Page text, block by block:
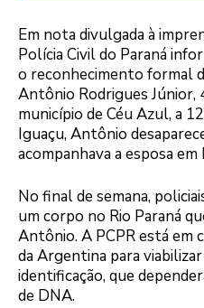
Em nota divulgada à
Polícia Civil do Paraná
o reconhecimento formal
Antônio Rodrigues Júnior,
município de Céu Azul, a
Iguaçu, Antônio
acompanhava a esposa em
No final de semana,
um corpo no Rio Paraná
Antônio. A PCPR está em
da Argentina para
identificação, que
de DNA.